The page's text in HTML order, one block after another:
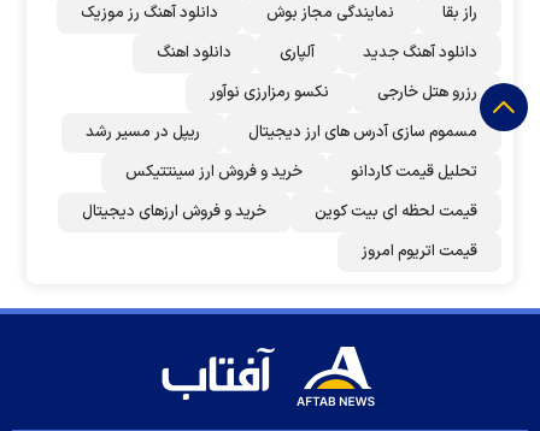
راز بقا
نمایندگی مجاز بوش
دانلود آهنگ رز‌ موزیک
دانلود آهنگ جدید
آلپاری
دانلود اهنگ
رزرو هتل خارجی
نکسو رمزارزی نوآور
مسموم سازی آدرس های ارز دیجیتال
ریپل در مسیر رشد
تحلیل قیمت کاردانو
خرید و فروش ارز سینتتیکس
قیمت لحظه ای بیت کوین
خرید و فروش ارزهای دیجیتال
قیمت اتریوم امروز